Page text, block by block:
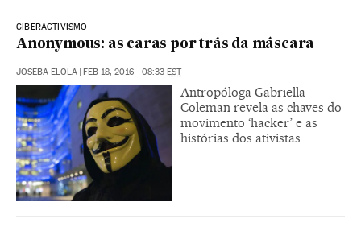
CIBERACTIVISMO
Anonymous: as caras por trás da máscara
JOSEBA ELOLA FEB 18, 2016 - 08:33 EST
Antropóloga Gabriella
Coleman revela as chaves do
movimento ‘hacker’ e as
histórias dos ativistas